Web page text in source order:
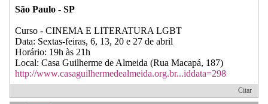
São Paulo - SP
Curso - CINEMA E LITERATURA LGBT
Data: Sextas-feiras, 6, 13, 20 e 27 de abril
Horário: 19h às 21h
Local: Casa Guilherme de Almeida (Rua Macapá, 187)
http://www.casaguilhermedealmeida.org.br...iddata=298
Citar